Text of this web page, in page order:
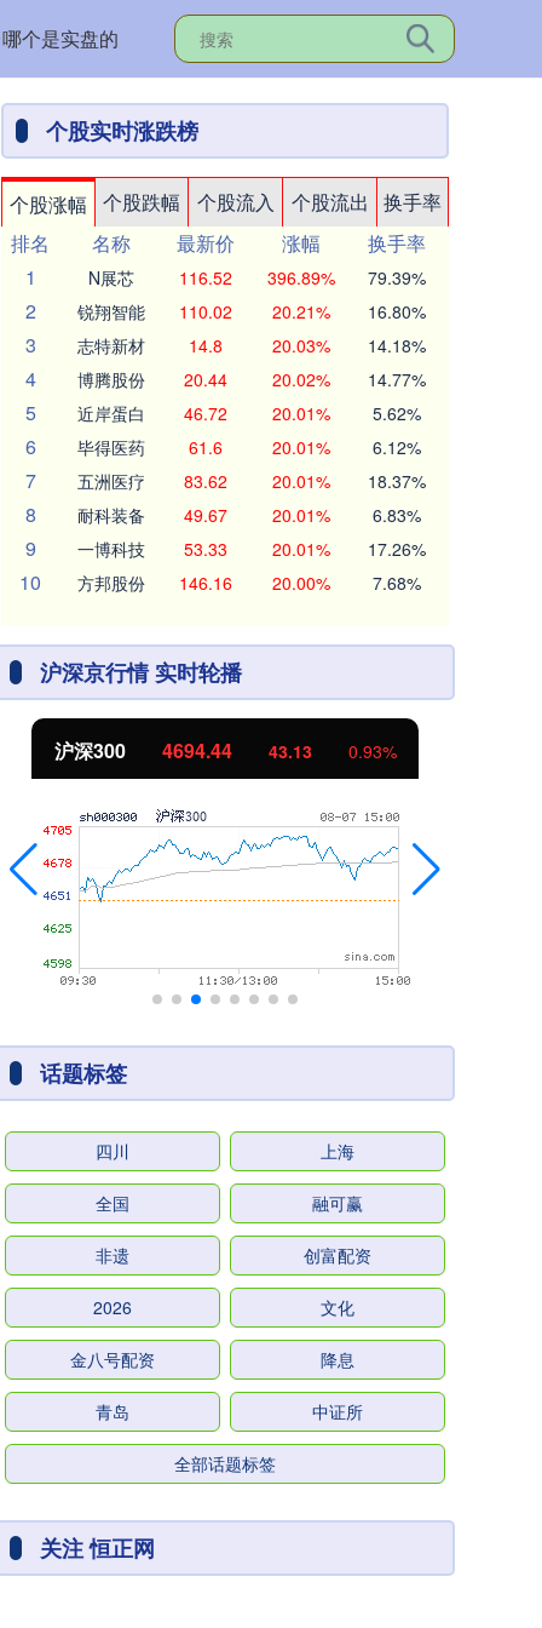
个是实盘的
个股实时涨跌榜
个股涨幅 个股跌幅 个股流入 个股流出
换手率
排名
名称 最新价 涨幅
换手率
1
N展芯 116.52 396.89% 79.39%
2 锐翔智能 110.02 20.21% 16.80%
3 志特新材 14.8 20.03% 14.18%
4 博腾股份 20.44 20.02% 14.77%
5 近岸蛋白 46.72 20.01% 5.62%
6 毕得医药 61.6 20.01% 6.12%
7 五洲医疗 83.62 20.01% 18.37%
8 耐科装备 49.67 20.01% 6.83%
9 一博科技 53.33 20.01% 17.26%
10 方邦股份 146.16 20.00% 7.68%
沪深京行情 实时轮播
沪深300 4694.44 43.13 0.93%
话题标签
四川 上海
全国 融可赢
非遗 创富配资
2026 文化
金八号配资 降息
青岛 中证所
全部话题标签
关注 恒正网